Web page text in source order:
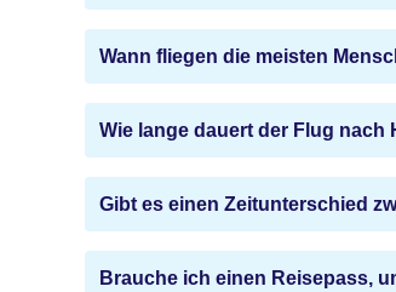
Wann fliegen die meisten
Wie lange dauert der Flug nach
Gibt es einen Zeitunterschied
Brauche ich einen Reisepass,